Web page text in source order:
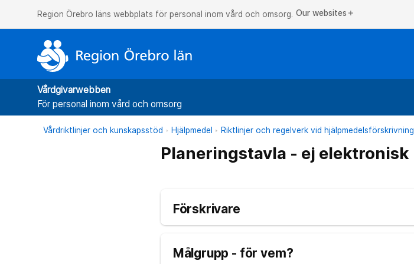
Region Örebro läns webbplats för personal inom vård och omsorg. Our websites add
Vårdgivarwebben
För personal inom vård och omsorg
Vårdriktlinjer och kunskapsstöd Hjälpmedel Riktlinjer och regelverk vid hjälpmedelsförskrivning
Planeringstavla - ej elektronisk
Förskrivare
Målgrupp - för vem?